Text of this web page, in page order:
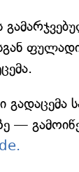
გადაცემა
—